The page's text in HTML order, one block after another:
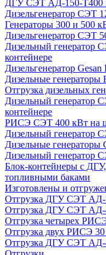
ДГУ СЭТ АД-150-Т400
Дизельгенератор СЭТ
Генераторы 300 и 500
Дизельгенератор СЭТ
Дизельный генератор
контейнере
Дизельгенератор
Дизельные генераторы
Отгрузка дизельных
Дизельный генератор
контейнере
РИСЭ СЭТ 400 кВт на
Дизельный генератор
Дизельные
Дизельный генератор
Блок-контейнеры с
топливными баками
Изготовлены и
Отгрузка ДГУ СЭТ АД-
Отгрузка ДГУ СЭТ АД-
Отгрузка четырех
Отгрузка двух РИСЭ
Отгрузка ДГУ СЭТ АД-